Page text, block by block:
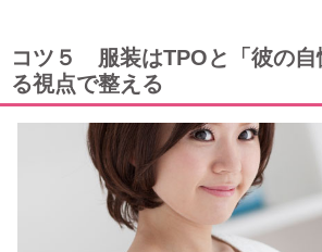
コツ５ 服装はTPOと「彼の自
る視点で整える